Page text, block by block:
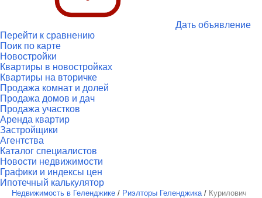
Дать объявление
Перейти к сравнению
Поик по карте
Новостройки
Квартиры в новостройках
Квартиры на вторичке
Продажа комнат и долей
Продажа домов и дач
Продажа участков
Аренда квартир
Застройщики
Агентства
Каталог специалистов
Новости недвижимости
Графики и индексы цен
Ипотечный калькулятор
Недвижимость в Геленджике / Риэлторы Геленджика / Курилович